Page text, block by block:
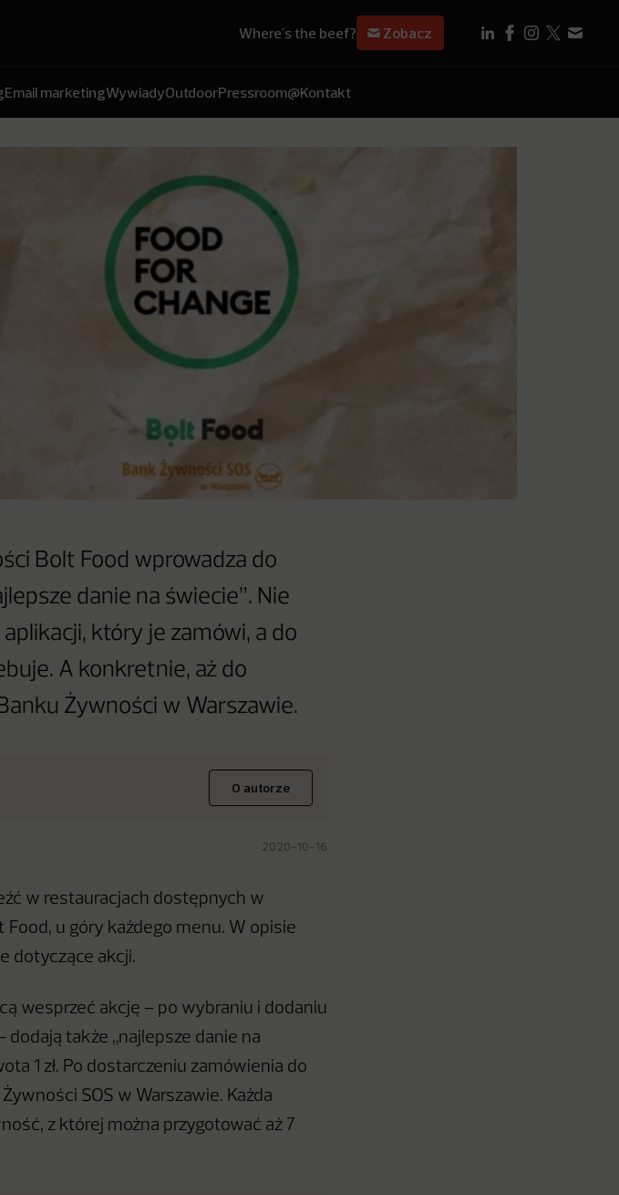
Where's the beef? Zobacz
Email marketingWywiadyOutdoorPressroom@Kontakt
Bolt Food wprowadza do
danie na świecie”. Nie
który je zamówi, a do
A konkretnie, aż do
Żywności w Warszawie.
O autorze
2020-10-16
w restauracjach dostępnych w
Food, u góry każdego menu. W opisie
dotyczące akcji.
wesprzeć akcję – po wybraniu i dodaniu
także „najlepsze danie na
1 zł. Po dostarczeniu zamówienia do
SOS w Warszawie. Każda
z której można przygotować aż 7